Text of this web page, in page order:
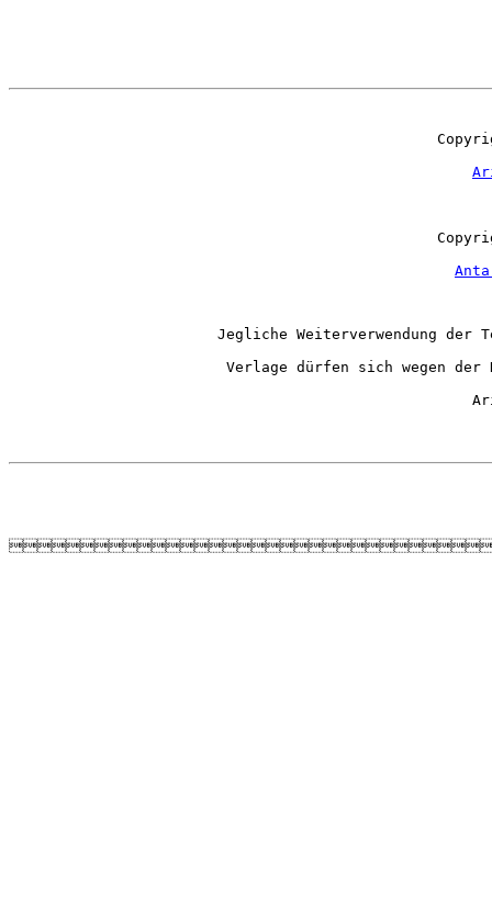
Jegliche Weiterverwendung
Verlage dürfen sich wegen der